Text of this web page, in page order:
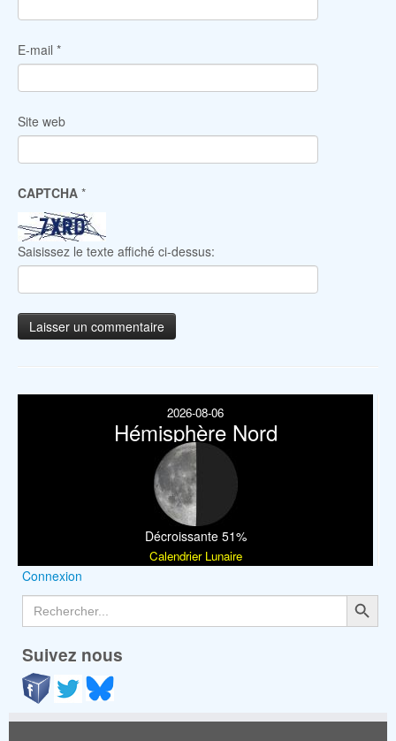
E-mail *
Site web
CAPTCHA *
Saisissez le texte affiché ci-dessus:
2026-08-06
Hémisphère Nord
Décroissante 51%
Calendrier Lunaire
Connexion
Search
for:
Search Button
Suivez nous